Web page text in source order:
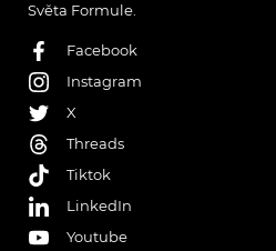
Světa Formule.
Facebook
Instagram
X
Threads
Tiktok
LinkedIn
Youtube